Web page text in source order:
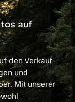
auf
den Verkauf
und
Mit unserer